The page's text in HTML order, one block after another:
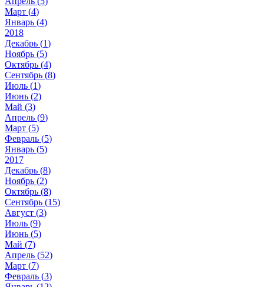
Март (4)
Январь (4)
2018
Декабрь (1)
Ноябрь (5)
Октябрь (4)
Сентябрь (8)
Июль (1)
Июнь (2)
Май (3)
Апрель (9)
Март (5)
Февраль (5)
Январь (5)
2017
Декабрь (8)
Ноябрь (2)
Октябрь (8)
Сентябрь (15)
Август (3)
Июль (9)
Июнь (5)
Май (7)
Апрель (52)
Март (7)
Февраль (3)